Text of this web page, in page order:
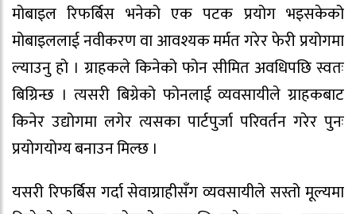
मोबाइल रिफर्बिस भनेको एक पटक प्रयोग भइसकेको
मोबाइललाई नवीकरण वा आवश्यक मर्मत गरेर फेरी प्रयोगमा
ल्याउनु हो । ग्राहकले किनेको फोन सीमित अवधिपछि स्वतः
बिग्रिन्छ । त्यसरी बिग्रेको फोनलाई व्यवसायीले ग्राहकबाट
किनेर उद्योगमा लगेर त्यसका पार्टपुर्जा परिवर्तन गरेर पुनः
प्रयोगयोग्य बनाउन मिल्छ ।
यसरी रिफर्बिस गर्दा सेवाग्राहीसँग व्यवसायीले सस्तो मूल्यमा